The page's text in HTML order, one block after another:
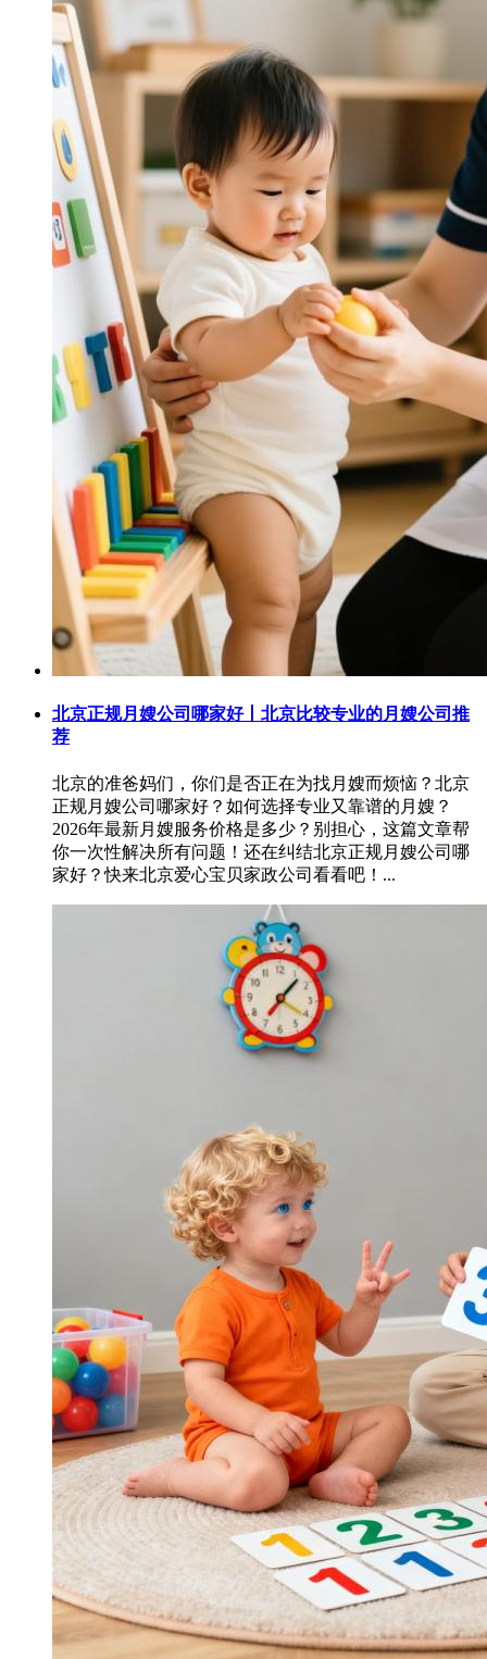
北京正规月嫂公司哪家好丨北京比较专业的月嫂公司推
荐
北京的准爸妈们，你们是否正在为找月嫂而烦恼？北京
正规月嫂公司哪家好？如何选择专业又靠谱的月嫂？
2026年最新月嫂服务价格是多少？别担心，这篇文章帮
你一次性解决所有问题！还在纠结北京正规月嫂公司哪
家好？快来北京爱心宝贝家政公司看看吧！...